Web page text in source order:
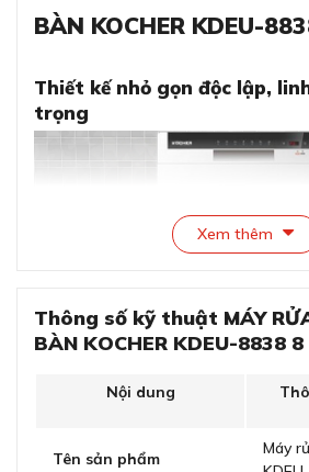
BÀN KOCHER KDEU-
Thiết kế nhỏ gọn độc lập,
trọng
Máy rửa bát mini Kocher KDEU-
Xem thêm
Thông số kỹ thuật MÁY
BÀN KOCHER KDEU-8838
Nội dung
Tên sản phẩm
Máy